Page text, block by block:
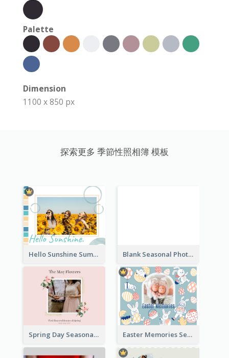
Palette
Dimension
1100 x 850 px
探索更多 季節性照相簿 模板
Hello Sunshine Summer Holidays Seasonal Photo Book Blank Seasonal Photo Book
Spring Day Seasonal Photo Book Easter Memories Seasonal Photo Book